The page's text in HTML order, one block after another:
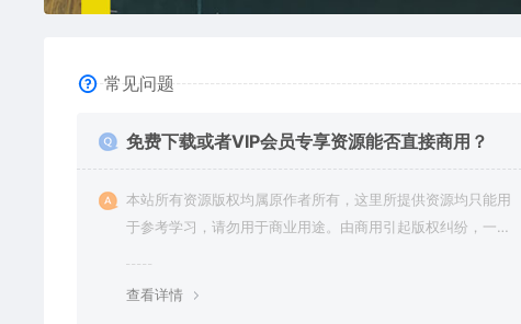
常见问题
免费下载或者VIP会员专享资源能否直接商用？
本站所有资源版权均属原作者所有，这里所提供资源均只能用
于参考学习，请勿用于商业用途。由商用引起版权纠纷，一切
查看详情